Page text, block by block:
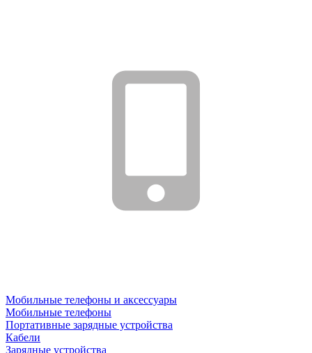
Мобильные телефоны и аксессуары
Мобильные телефоны
Портативные зарядные устройства
Кабели
Зарядные устройства